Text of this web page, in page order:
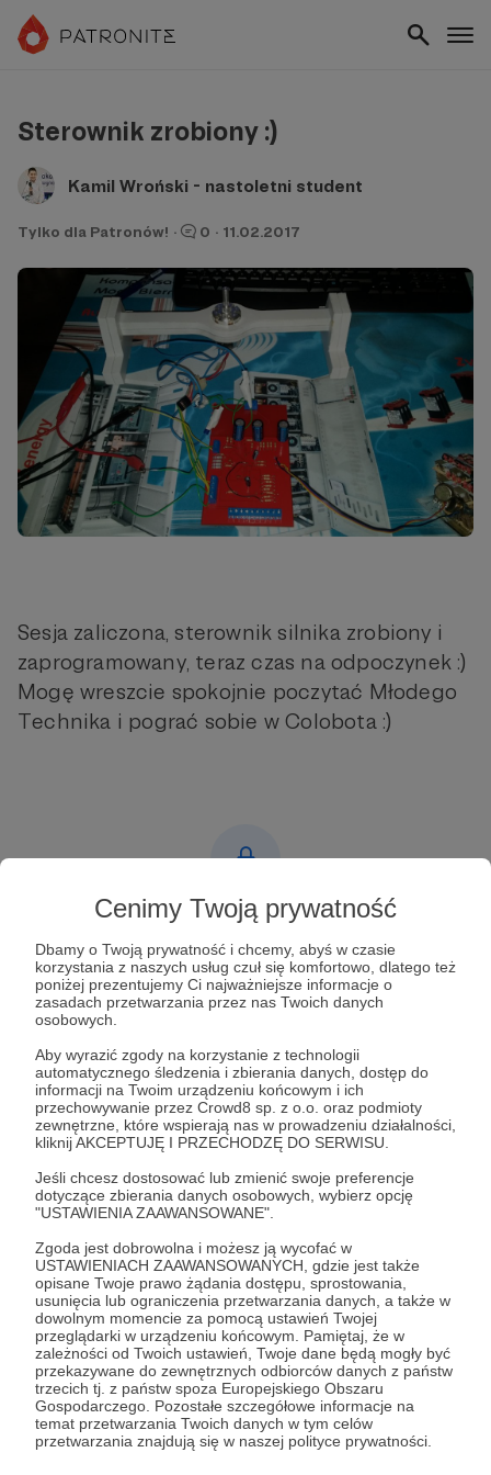
Cenimy Twoją prywatność
Dbamy o Twoją prywatność i chcemy, abyś w czasie
korzystania z naszych usług czuł się komfortowo, dlatego też
poniżej prezentujemy Ci najważniejsze informacje o
zasadach przetwarzania przez nas Twoich danych
osobowych.
Aby wyrazić zgody na korzystanie z technologii
automatycznego śledzenia i zbierania danych, dostęp do
informacji na Twoim urządzeniu końcowym i ich
przechowywanie przez Crowd8 sp. z o.o. oraz podmioty
zewnętrzne, które wspierają nas w prowadzeniu działalności,
kliknij AKCEPTUJĘ I PRZECHODZĘ DO SERWISU.
Jeśli chcesz dostosować lub zmienić swoje preferencje
dotyczące zbierania danych osobowych, wybierz opcję
"USTAWIENIA ZAAWANSOWANE".
Zgoda jest dobrowolna i możesz ją wycofać w
USTAWIENIACH ZAAWANSOWANYCH, gdzie jest także
opisane Twoje prawo żądania dostępu, sprostowania,
usunięcia lub ograniczenia przetwarzania danych, a także w
dowolnym momencie za pomocą ustawień Twojej
przeglądarki w urządzeniu końcowym. Pamiętaj, że w
zależności od Twoich ustawień, Twoje dane będą mogły być
przekazywane do zewnętrznych odbiorców danych z państw
trzecich tj. z państw spoza Europejskiego Obszaru
Gospodarczego. Pozostałe szczegółowe informacje na
temat przetwarzania Twoich danych w tym celów
przetwarzania znajdują się w naszej polityce prywatności.
Sterownik zrobiony :)
Kamil Wroński - nastoletni student
Tylko dla Patronów! · 0 · 11.02.2017
Sesja zaliczona, sterownik silnika zrobiony i
zaprogramowany, teraz czas na odpoczynek :)
Mogę wreszcie spokojnie poczytać Młodego
Technika i pograć sobie w Colobota :)
Post dostępny tylko dla Patronów
Aby zobaczyć ten materiał musisz być zalogowany
Zaloguj się
Udostępnij
Kamil Wroński - nastoletni student
Zobacz profil autora
Zobacz również